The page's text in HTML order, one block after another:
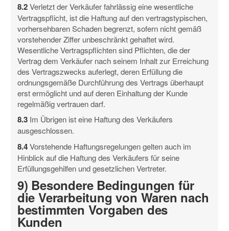
8.2Verletzt der Verkäufer fahrlässig eine wesentliche
Vertragspflicht, ist die Haftung auf den vertragstypischen,
vorhersehbaren Schaden begrenzt, sofern nicht gemäß
vorstehender Ziffer unbeschränkt gehaftet wird.
Wesentliche Vertragspflichten sind Pflichten, die der
Vertrag dem Verkäufer nach seinem Inhalt zur Erreichung
des Vertragszwecks auferlegt, deren Erfüllung die
ordnungsgemäße Durchführung des Vertrags überhaupt
erst ermöglicht und auf deren Einhaltung der Kunde
regelmäßig vertrauen darf.
8.3Im Übrigen ist eine Haftung des Verkäufers
ausgeschlossen.
8.4Vorstehende Haftungsregelungen gelten auch im
Hinblick auf die Haftung des Verkäufers für seine
Erfüllungsgehilfen und gesetzlichen Vertreter.
9) Besondere Bedingungen für
die Verarbeitung von Waren nach
bestimmten Vorgaben des
Kunden